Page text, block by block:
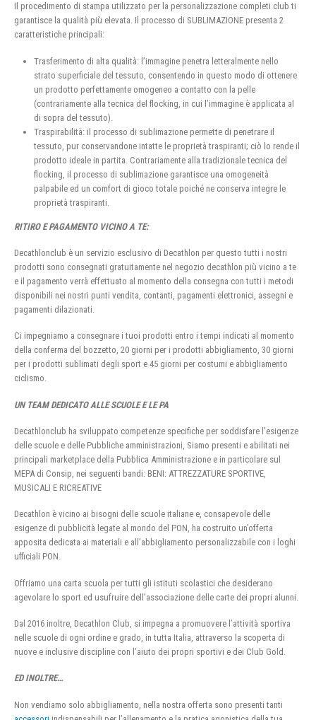
Il procedimento di stampa utilizzato per la personalizzazione completi club ti
garantisce la qualità più elevata. Il processo di SUBLIMAZIONE presenta 2
caratteristiche principali:
Trasferimento di alta qualità: l’immagine penetra letteralmente nello
strato superficiale del tessuto, consentendo in questo modo di ottenere
un prodotto perfettamente omogeneo a contatto con la pelle
(contrariamente alla tecnica del flocking, in cui l’immagine è applicata al
di sopra del tessuto).
Traspirabilità: il processo di sublimazione permette di penetrare il
tessuto, pur conservandone intatte le proprietà traspiranti; ciò lo rende il
prodotto ideale in partita. Contrariamente alla tradizionale tecnica del
flocking, il processo di sublimazione garantisce una omogeneità
palpabile ed un comfort di gioco totale poiché ne conserva integre le
proprietà traspiranti.
RITIRO E PAGAMENTO VICINO A TE:
Decathlonclub è un servizio esclusivo di Decathlon per questo tutti i nostri
prodotti sono consegnati gratuitamente nel negozio decathlon più vicino a te
e il pagamento verrà effettuato al momento della consegna con tutti i metodi
disponibili nei nostri punti vendita, contanti, pagamenti elettronici, assegni e
pagamenti dilazionati.
Ci impegniamo a consegnare i tuoi prodotti entro i tempi indicati al momento
della conferma del bozzetto, 20 giorni per i prodotti abbigliamento, 30 giorni
per i prodotti sublimati degli sport e 45 giorni per costumi e abbigliamento
ciclismo.
UN TEAM DEDICATO ALLE SCUOLE E LE PA
Decathlonclub ha sviluppato competenze specifiche per soddisfare l’esigenze
delle scuole e delle Pubbliche amministrazioni, Siamo presenti e abilitati nei
principali marketplace della Pubblica Amministrazione e in particolare sul
MEPA di Consip, nei seguenti bandi: BENI: ATTREZZATURE SPORTIVE,
MUSICALI E RICREATIVE
Decathlon è vicino ai bisogni delle scuole italiane e, consapevole delle
esigenze di pubblicità legate al mondo del PON, ha costruito un’offerta
apposita dedicata ai materiali e all’abbigliamento personalizzabile con i loghi
ufficiali PON.
Offriamo una carta scuola per tutti gli istituti scolastici che desiderano
agevolare lo sport ed usufruire dell’associazione delle carte dei propri alunni.
Dal 2016 inoltre, Decathlon Club, si impegna a promuovere l’attività sportiva
nelle scuole di ogni ordine e grado, in tutta Italia, attraverso la scoperta di
nuove e inclusive discipline con l’aiuto dei propri sportivi e dei Club Gold.
ED INOLTRE…
Non vendiamo solo abbigliamento, nella nostra offerta sono presenti tanti